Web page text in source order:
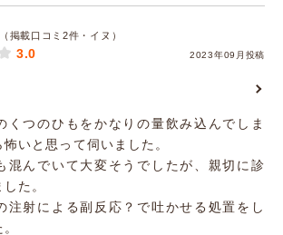
掲載口コミ2件・イヌ）
2023年09月投稿
3.0
くつのひもをかなりの量飲み込んでしま
いと思って伺いました。
混んでいて大変そうでしたが、親切に診
た。
注射による副反応？で吐かせる処置をし